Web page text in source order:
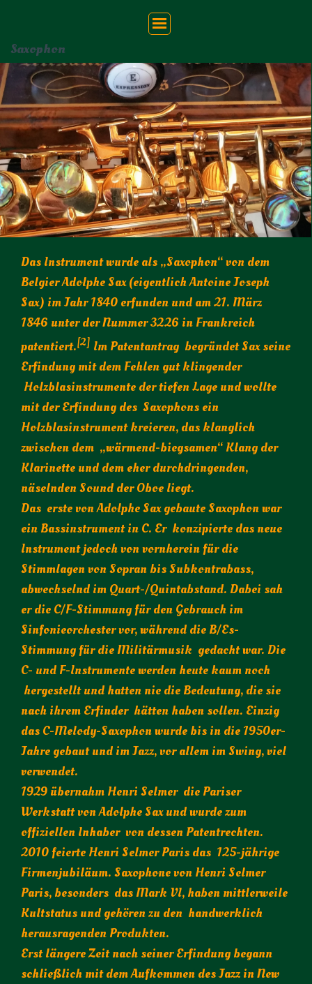
Saxophon
Das Instrument wurde als „Saxophon“ von dem
Belgier Adolphe Sax (eigentlich Antoine Joseph
Sax) im Jahr 1840 erfunden und am 21. März
1846 unter der Nummer 3226 in Frankreich
patentiert.[2] Im Patentantrag begründet Sax seine
Erfindung mit dem Fehlen gut klingender
Holzblasinstrumente der tiefen Lage und wollte
mit der Erfindung des Saxophons ein
Holzblasinstrument kreieren, das klanglich
zwischen dem „wärmend-biegsamen“ Klang der
Klarinette und dem eher durchdringenden,
näselnden Sound der Oboe liegt.
Das erste von Adolphe Sax gebaute Saxophon war
ein Bassinstrument in C. Er konzipierte das neue
Instrument jedoch von vornherein für die
Stimmlagen von Sopran bis Subkontrabass,
abwechselnd im Quart-/Quintabstand. Dabei sah
er die C/F-Stimmung für den Gebrauch im
Sinfonieorchester vor, während die B/Es-
Stimmung für die Militärmusik gedacht war. Die
C- und F-Instrumente werden heute kaum noch
hergestellt und hatten nie die Bedeutung, die sie
nach ihrem Erfinder hätten haben sollen. Einzig
das C-Melody-Saxophon wurde bis in die 1950er-
Jahre gebaut und im Jazz, vor allem im Swing, viel
verwendet.
1929 übernahm Henri Selmer die Pariser
Werkstatt von Adolphe Sax und wurde zum
offiziellen Inhaber von dessen Patentrechten.
2010 feierte Henri Selmer Paris das 125-jährige
Firmenjubiläum. Saxophone von Henri Selmer
Paris, besonders das Mark VI, haben mittlerweile
Kultstatus und gehören zu den handwerklich
herausragenden Produkten.
Erst längere Zeit nach seiner Erfindung begann
schließlich mit dem Aufkommen des Jazz in New